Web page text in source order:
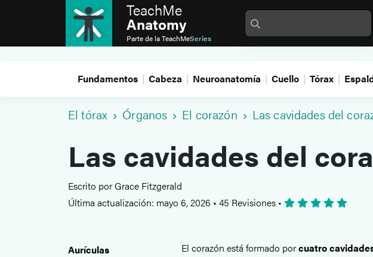
TeachMe
Anatomy
Parte de laTeachMeSeries
Fundamentos Cabeza Neuroanatomía Cuello Tórax
El tórax Órganos El corazón Las cavidades del
Las cavidades del
Escrito por Grace Fitzgerald
Última actualización: mayo 6, 2026 • 45 Revisiones •
Aurículas
El corazón está formado porcuatro